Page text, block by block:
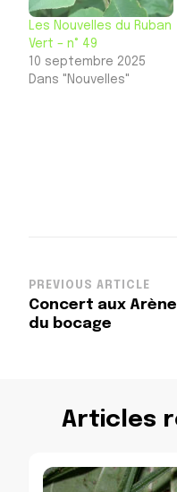
Les Nouvelles du Ruban
Vert – n° 49
10 septembre 2025
Dans "Nouvelles"
Post
Navigation
PREVIOUS ARTICLE
Concert aux
du bocage
Articles